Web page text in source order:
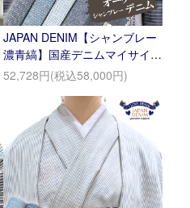
JAPAN DENIM【シャンブレー
濃青縞】国産デニムマイサイズ
オーダー
52,728円(税込58,000円)